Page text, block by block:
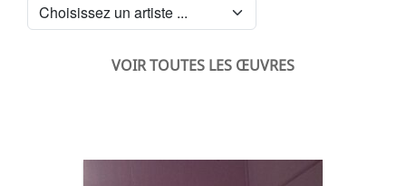
VOIR TOUTES LES ŒUVRES